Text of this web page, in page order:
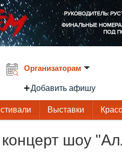
Организаторам
Добавить афишу
Выставки
шоу